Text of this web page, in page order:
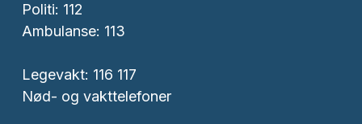
Politi: 112
Ambulanse: 113
Legevakt: 116 117
Nød- og vakttelefoner